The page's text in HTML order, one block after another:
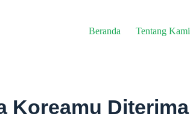
Beranda Tentang Kami
Koreamu Diterima